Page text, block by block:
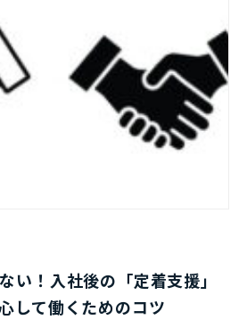
い！入社後の「定着支援」
して働くためのコツ